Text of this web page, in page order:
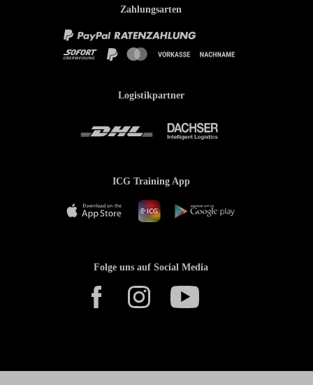
Zahlungsarten
Logistikpartner
ICG Training App
Folge uns auf Social Media